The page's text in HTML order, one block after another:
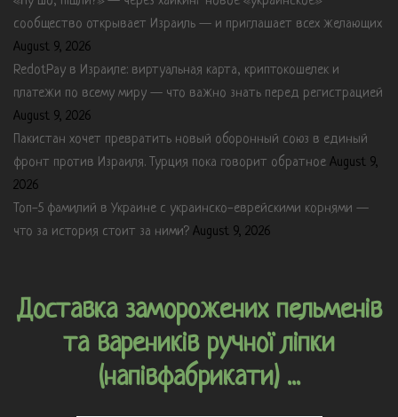
сообщество открывает Израиль — и приглашает всех желающих
August 9, 2026
RedotPay в Израиле: виртуальная карта, криптокошелек и
платежи по всему миру — что важно знать перед регистрацией
August 9, 2026
Пакистан хочет превратить новый оборонный союз в единый
фронт против Израиля. Турция пока говорит обратное August 9,
2026
Топ-5 фамилий в Украине с украинско-еврейскими корнями —
что за история стоит за ними? August 9, 2026
Доставка заморожених пельменів
та вареників ручної ліпки
(напівфабрикати) ...